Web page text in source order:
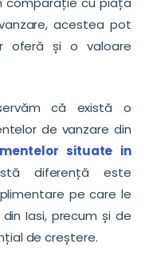
acestea pot
oferă și o valoare
că există o
de vanzare din
situate in
diferență este
pe care le
Iasi, precum și de
de creștere.